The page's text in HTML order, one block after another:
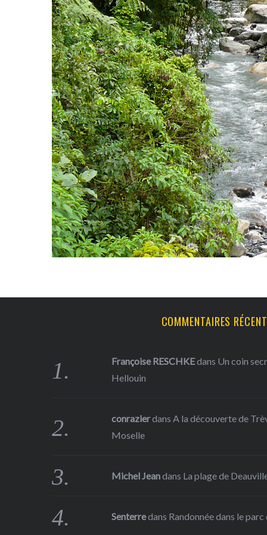
COMMENTAIRES
Françoise RESCHKEdans Un coin
Hellouin
conrazierdans A la découverte de
Moselle
Michel Jeandans La plage de
Senterredans Randonnée dans le